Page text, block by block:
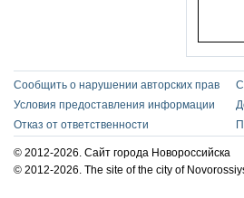
Сообщить о нарушении авторских прав
Условия предоставления информации
Отказ от ответственности
© 2012-2026. Сайт города Новороссийска
© 2012-2026. The site of the city of